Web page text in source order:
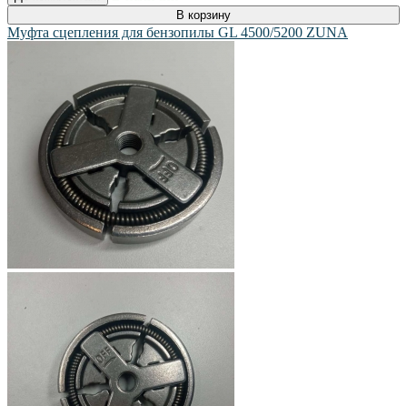
В корзину
Муфта сцепления для бензопилы GL 4500/5200 ZUNA